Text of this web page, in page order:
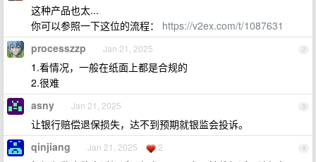
这种产品也太...
你可以参照一下这位的流程： https://v2ex.com/t/1087631
2
processzzp Jan 21, 2025
1.看情况，一般在纸面上都是合规的
2.很难
3
asny Jan 21, 2025
让银行赔偿退保损失，达不到预期就银监会投诉。
4
qinjiang Jan 21, 2025 2